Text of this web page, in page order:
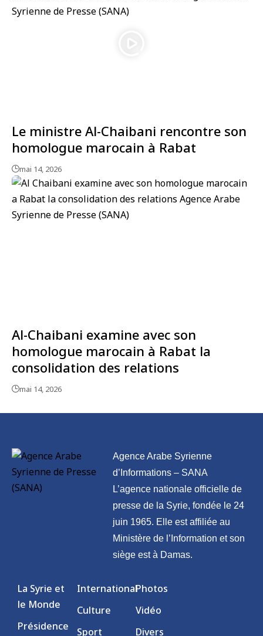
Le ministre Al-Chaibani rencontre son
homologue marocain à Rabat
mai 14, 2026
Al-Chaibani examine avec son
homologue marocain à Rabat la
consolidation des relations
mai 14, 2026
Agence Arabe Syrienne
d’Informations – SANA
L’agence nationale officielle de
presse de la Syrie, fondée le 24
juin 1965. Elle est affiliée au
Ministère de l’Information et son
siège est à Damas.
La Syrie et
le Monde
Présidence
International
Culture
Sport
Photos
Vidéo
Divers